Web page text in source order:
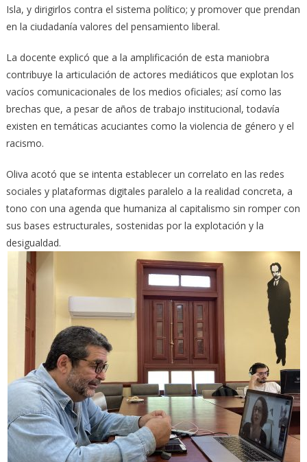
Isla, y dirigirlos contra el sistema político; y promover que prendan
en la ciudadanía valores del pensamiento liberal.
La docente explicó que a la amplificación de esta maniobra
contribuye la articulación de actores mediáticos que explotan los
vacíos comunicacionales de los medios oficiales; así como las
brechas que, a pesar de años de trabajo institucional, todavía
existen en temáticas acuciantes como la violencia de género y el
racismo.
Oliva acotó que se intenta establecer un correlato en las redes
sociales y plataformas digitales paralelo a la realidad concreta, a
tono con una agenda que humaniza al capitalismo sin romper con
sus bases estructurales, sostenidas por la explotación y la
desigualdad.